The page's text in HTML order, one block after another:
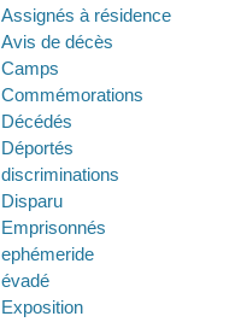
Assignés à résidence
Avis de décès
Camps
Commémorations
Décédés
Déportés
discriminations
Disparu
Emprisonnés
ephémeride
évadé
Exposition